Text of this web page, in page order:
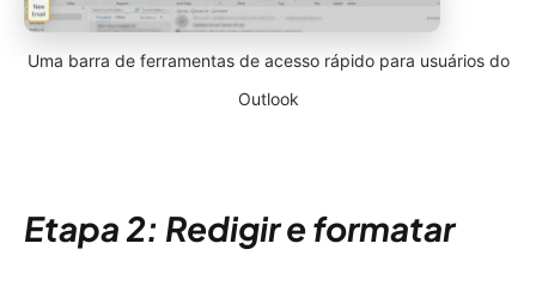
Uma barra de ferramentas de acesso rápido para usuários do
Outlook
Etapa 2: Redigir e formatar